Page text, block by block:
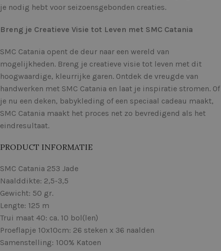
je nodig hebt voor seizoensgebonden creaties.
Breng je Creatieve Visie tot Leven met SMC Catania
SMC Catania opent de deur naar een wereld van
mogelijkheden. Breng je creatieve visie tot leven met dit
hoogwaardige, kleurrijke garen. Ontdek de vreugde van
handwerken met SMC Catania en laat je inspiratie stromen. Of
je nu een deken, babykleding of een speciaal cadeau maakt,
SMC Catania maakt het proces net zo bevredigend als het
eindresultaat.
PRODUCT INFORMATIE
SMC Catania 253 Jade
Naalddikte: 2,5-3,5
Gewicht: 50 gr.
Lengte: 125 m
Trui maat 40: ca. 10 bol(len)
Proeflapje 10x10cm: 26 steken x 36 naalden
Samenstelling: 100% Katoen